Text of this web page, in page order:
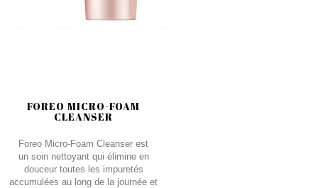
FOREO MICRO-FOAM
CLEANSER
Foreo Micro-Foam Cleanser est
un soin nettoyant qui élimine en
douceur toutes les impuretés
accumulées au long de la journée et